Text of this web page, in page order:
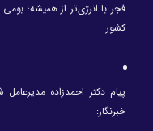
فجر با انرژی‌تر از همیشه؛
کشور
پیام دکتر احمدزاده
خبرنگار: